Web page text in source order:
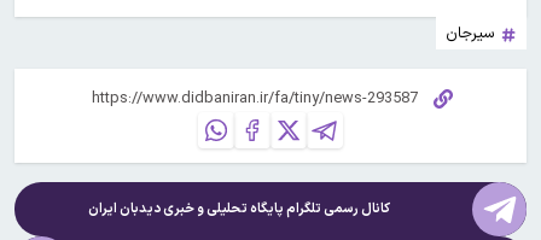
سیرجان
کانال رسمی تلگرام پایگاه تحلیلی و خبریدیدبان ایران